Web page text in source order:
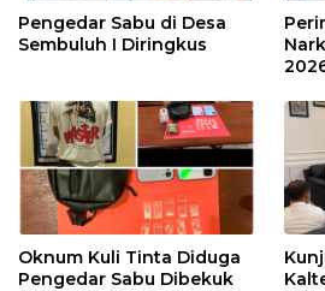
Pengedar Sabu di Desa
Sembuluh I Diringkus
Oknum Kuli Tinta Diduga
Pengedar Sabu Dibekuk